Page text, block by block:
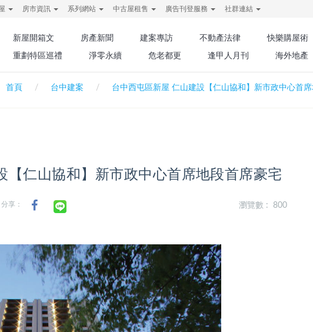
房市資訊 系列網站 中古屋租售 廣告刊登服務 社群連結
新屋開箱文 房產新聞 建案專訪 不動產法律
快樂購屋術
重劃特區巡禮
淨零永續 危老都更 逢甲人月刊 海外地產
首頁 台中建案 台中西屯區新屋 仁山建設【仁山協和】新市政中心首
【仁山協和】新市政中心首席地段首席豪宅
分享： 瀏覽數 : 800